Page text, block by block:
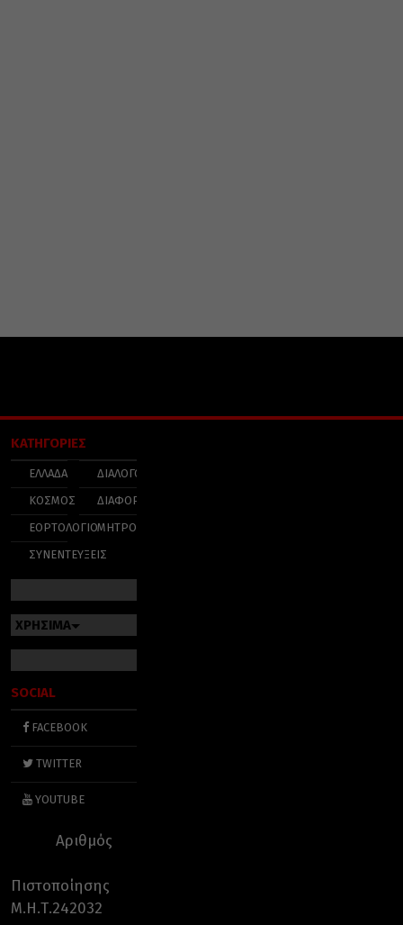
ΚΑΤΗΓΟΡΙΕΣ
ΕΛΛΑΔΑ
ΚΟΣΜΟΣ
ΕΟΡΤΟΛΟΓΙΟ
ΣΥΝΕΝΤΕΥΞΕΙΣ
ΔΙΑΛΟΓΟΣ
ΔΙΑΦΟΡΑ
ΜΗΤΡΟΠΟΛΕΙΣ
ΧΡΗΣΙΜΑ
SOCIAL
FACEBOOK
TWITTER
YOUTUBE
Αριθμός
Πιστοποίησης
Μ.Η.Τ.242032